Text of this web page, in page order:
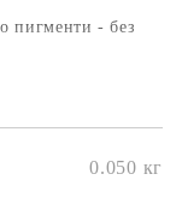
пигменти - без
0.050 кг